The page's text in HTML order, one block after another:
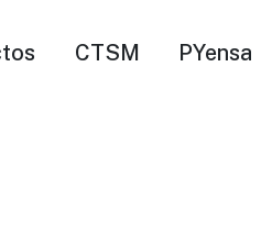
CTSM PYensa